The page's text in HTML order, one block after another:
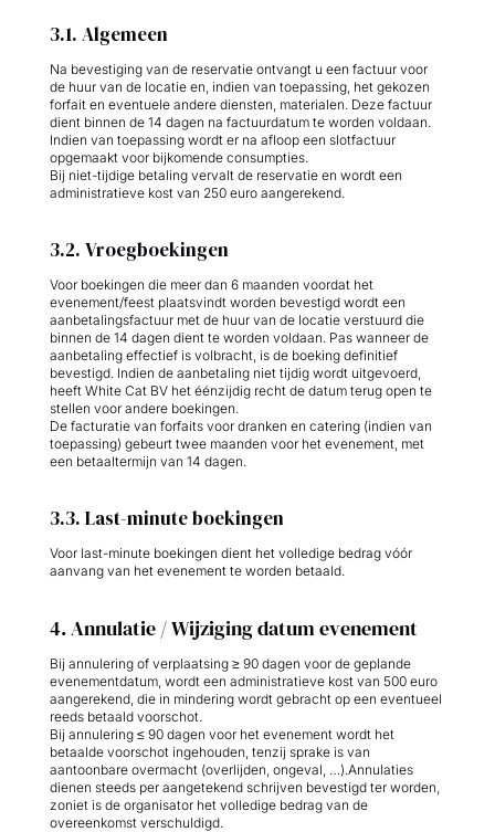
3.1. Algemeen
Na bevestiging van de reservatie ontvangt u een factuur voor
de huur van de locatie en, indien van toepassing, het gekozen
forfait en eventuele andere diensten, materialen. Deze factuur
dient binnen de 14 dagen na factuurdatum te worden voldaan.
Indien van toepassing wordt er na afloop een slotfactuur
opgemaakt voor bijkomende consumpties.
Bij niet-tijdige betaling vervalt de reservatie en wordt een
administratieve kost van 250 euro aangerekend.
3.2. Vroegboekingen
Voor boekingen die meer dan 6 maanden voordat het
evenement/feest plaatsvindt worden bevestigd wordt een
aanbetalingsfactuur met de huur van de locatie verstuurd die
binnen de 14 dagen dient te worden voldaan. Pas wanneer de
aanbetaling effectief is volbracht, is de boeking definitief
bevestigd. Indien de aanbetaling niet tijdig wordt uitgevoerd,
heeft White Cat BV het éénzijdig recht de datum terug open te
stellen voor andere boekingen.
De facturatie van forfaits voor dranken en catering (indien van
toepassing) gebeurt twee maanden voor het evenement, met
een betaaltermijn van 14 dagen.
3.3. Last-minute boekingen
Voor last-minute boekingen dient het volledige bedrag vóór
aanvang van het evenement te worden betaald.
4. Annulatie / Wijziging datum evenement
Bij annulering of verplaatsing ≥ 90 dagen voor de geplande
evenementdatum, wordt een administratieve kost van 500 euro
aangerekend, die in mindering wordt gebracht op een eventueel
reeds betaald voorschot.
Bij annulering ≤ 90 dagen voor het evenement wordt het
betaalde voorschot ingehouden, tenzij sprake is van
aantoonbare overmacht (overlijden, ongeval, …).Annulaties
dienen steeds per aangetekend schrijven bevestigd ter worden,
zoniet is de organisator het volledige bedrag van de
overeenkomst verschuldigd.